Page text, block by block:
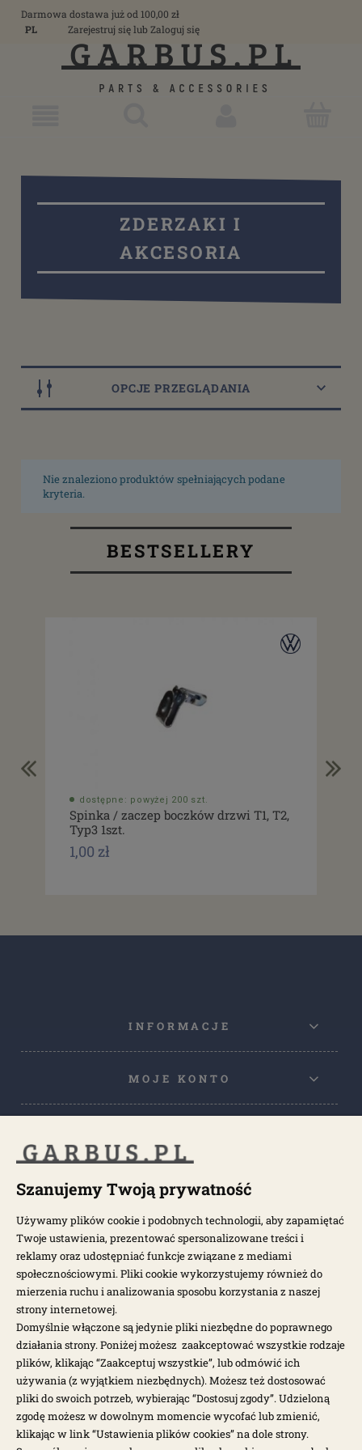
Darmowa dostawa już od 100,00 zł
PL
Zarejestruj sięlub Zaloguj się
ZDERZAKI I
AKCESORIA
OPCJE PRZEGLĄDANIA
Nie znaleziono produktów spełniających podane
kryteria.
BESTSELLERY
dostępne: powyżej 200 szt.
Spinka / zaczep boczków drzwi T1, T2,
Typ3 1szt.
1,00 zł
INFORMACJE
MOJE KONTO
POPULARNE MODELE
NEWSLETTER
Otrzymuj najnowsze wiadomości i oferty bezpośrednio na swoją
pocztę.
ZAPISZ SIĘ >
Szanujemy Twoją prywatność
Używamy plików cookie i podobnych technologii, aby zapamiętać
Twoje ustawienia, prezentować spersonalizowane treści i
reklamy oraz udostępniać funkcje związane z mediami
społecznościowymi. Pliki cookie wykorzystujemy również do
mierzenia ruchu i analizowania sposobu korzystania z naszej
strony internetowej.
Domyślnie włączone są jedynie pliki niezbędne do poprawnego
działania strony. Poniżej możesz zaakceptować wszystkie rodzaje
plików, klikając “Zaakceptuj wszystkie”, lub odmówić ich
używania (z wyjątkiem niezbędnych). Możesz też dostosować
pliki do swoich potrzeb, wybierając “Dostosuj zgody”. Udzieloną
zgodę możesz w dowolnym momencie wycofać lub zmienić,
klikając w link “Ustawienia plików cookies” na dole strony.